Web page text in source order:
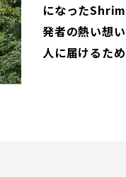
になった
発者の熱い想
人に届けるた